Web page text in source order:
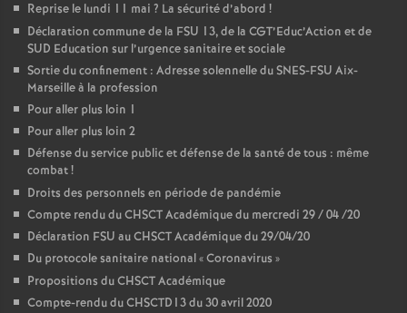
Reprise le lundi 11 mai ? La sécurité d’abord !
Déclaration commune de la FSU 13, de la CGT’Educ’Action et de
SUD Education sur l’urgence sanitaire et sociale
Sortie du confinement : Adresse solennelle du SNES-FSU Aix-
Marseille à la profession
Pour aller plus loin 1
Pour aller plus loin 2
Défense du service public et défense de la santé de tous : même
combat!
Droits des personnels en période de pandémie
Compte rendu du CHSCT Académique du mercredi 29 / 04 /20
Déclaration FSU au CHSCT Académique du 29/04/20
Du protocole sanitaire national «Coronavirus »
Propositions du CHSCT Académique
Compte-rendu du CHSCTD13 du 30 avril 2020